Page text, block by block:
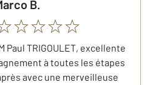
Marco B.
Paul TRIGOULET, excellente
à toutes les étapes
avec une merveilleuse